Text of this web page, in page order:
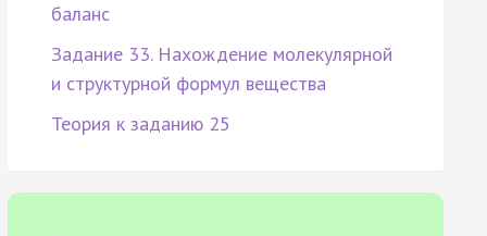
баланс
Задание 33. Нахождение молекулярной
и структурной формул вещества
Теория к заданию 25